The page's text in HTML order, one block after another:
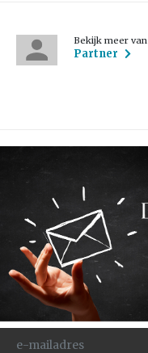
Bekijk meer van
Partner